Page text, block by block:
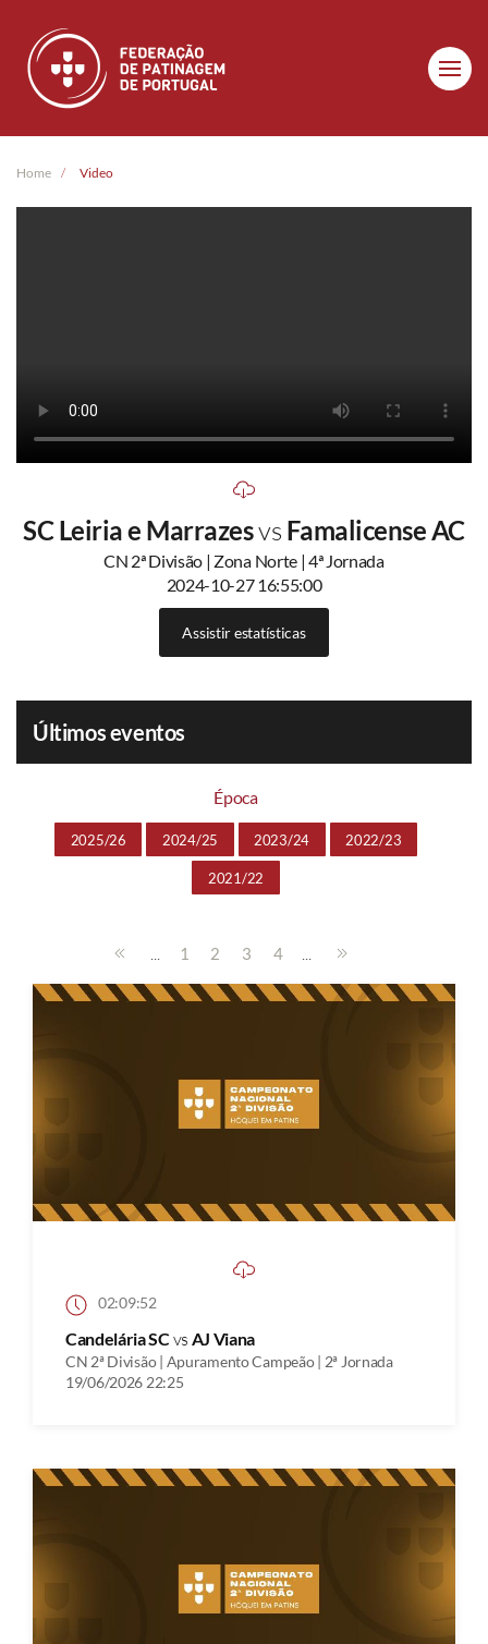
Skip to main content
Home Video
SC Leiria e Marrazesvs Famalicense AC
CN 2ª Divisão | Zona Norte | 4ª Jornada
2024-10-27 16:55:00
Assistir estatísticas
Últimos eventos
Época
2025/26 2024/25 2023/24 2022/23
2021/22
... 1 2 3 4 ...
02:09:52
Candelária SCvs AJ Viana
CN 2ª Divisão | Apuramento Campeão | 2ª Jornada
19/06/2026 22:25